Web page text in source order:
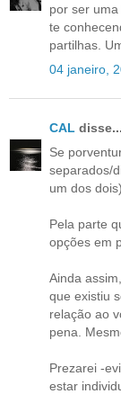
por ser
te
partilhas.
04 janeiro,
CAL disse...
Se
separados/
um dos
Pela parte
opções em
Ainda
que existiu
relação ao
pena.
Prezarei -
estar